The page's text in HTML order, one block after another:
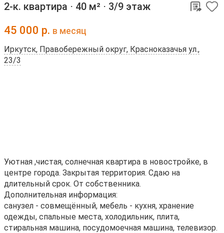
2-к. квартира ⋅ 40 м² ⋅ 3/9 этаж
45 000 р. в месяц
Иркутск, Правобережный округ, Красноказачья ул.,
23/3
Уютная ,чистая, солнечная квартира в новостройке, в
центре города. Закрытая территория. Сдаю на
длительный срок. От собственника.
Дополнительная информация:
санузел - совмещённый, мебель - кухня, хранение
одежды, спальные места, холодильник, плита,
стиральная машина, посудомоечная машина, телевизор.